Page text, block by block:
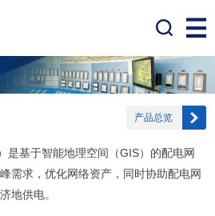
产品总览
是基于智能地理空间（GIS）的配电网
需求，优化网络资产，同时协助配电网
地供电。